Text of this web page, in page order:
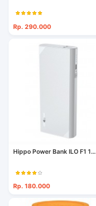
Rp. 290.000
Hippo Power Bank ILO F1 1...
Rp. 180.000